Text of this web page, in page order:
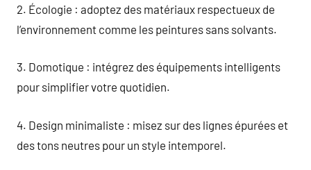
2. Écologie : adoptez des matériaux respectueux de
l’environnement comme les peintures sans solvants.
3. Domotique : intégrez des équipements intelligents
pour simplifier votre quotidien.
4. Design minimaliste : misez sur des lignes épurées et
des tons neutres pour un style intemporel.